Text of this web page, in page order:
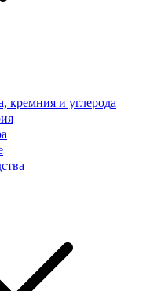
кремния и углерода